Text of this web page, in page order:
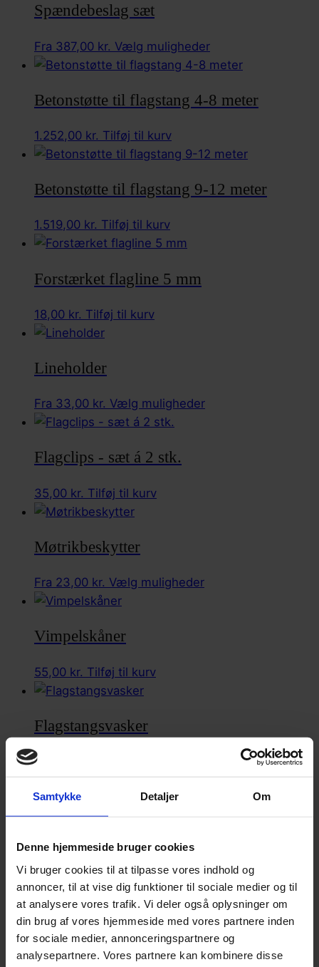
Samtykke Detaljer Om
Denne hjemmeside bruger cookies
Vi bruger cookies til at tilpasse vores indhold og
annoncer, til at vise dig funktioner til sociale medier og til
at analysere vores trafik. Vi deler også oplysninger om
din brug af vores hjemmeside med vores partnere inden
for sociale medier, annonceringspartnere og
analysepartnere. Vores partnere kan kombinere disse
kan
på
Spændebeslag sæt
Fra 387,00 kr. Vælg mulighederDette
vare
flere
kan
på
Betonstøtte til flagstang 4-8 meter
1.252,00 kr. Tilføj til kurv
Betonstøtte til flagstang 9-12 meter
1.519,00 kr. Tilføj til kurv
Forstærket flagline 5 mm
18,00 kr. Tilføj til kurv
Lineholder
Fra 33,00 kr. Vælg mulighederDette
Flagclips - sæt á 2 stk.
35,00 kr. Tilføj til kurv
Møtrikbeskytter
Fra 23,00 kr. Vælg mulighederDette
varesiden
Vimpelskåner
55,00 kr. Tilføj til kurv
Flagstangsvasker
275,00
Fairybell juletræsbelysning til flagstang
Fra3.845,00kr. Vælg muligheder
vare
har
flere
varianter.
Mulighederne
kan
Kontakt
Information